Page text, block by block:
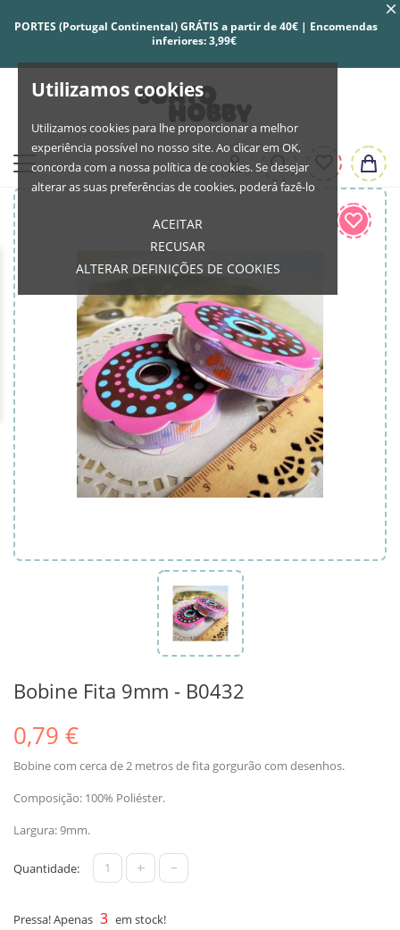
Utilizamos cookies
Utilizamos cookies para lhe proporcionar a melhor
experiência possível no nosso site. Ao clicar em OK,
concorda com a nossa política de cookies. Se desejar
alterar as suas preferências de cookies, poderá fazê-lo
ACEITAR
RECUSAR
ALTERAR DEFINIÇÕES DE COOKIES
PORTES (Portugal Continental) GRÁTIS a partir de 40€ | Encomendas
inferiores: 3,99€
Bobine Fita 9mm - B0432
0,79 €
Bobine com cerca de 2 metros de fita gorgurão com desenhos.
Composição: 100% Poliéster.
Largura: 9mm.
Quantidade: + -
Pressa! Apenas 3 em stock!